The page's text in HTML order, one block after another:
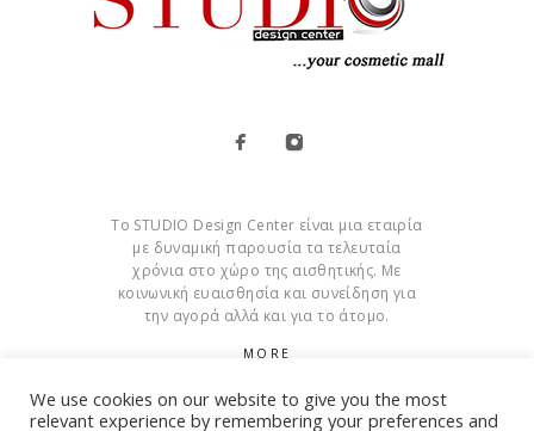
Το STUDIO Design Center είναι μια εταιρία
με δυναμική παρουσία τα τελευταία
χρόνια στο χώρο της αισθητικής. Με
κοινωνική ευαισθησία και συνείδηση για
την αγορά αλλά και για το άτομο.
MORE
Cookies
We use cookies on our website to give you the most
relevant experience by remembering your preferences and